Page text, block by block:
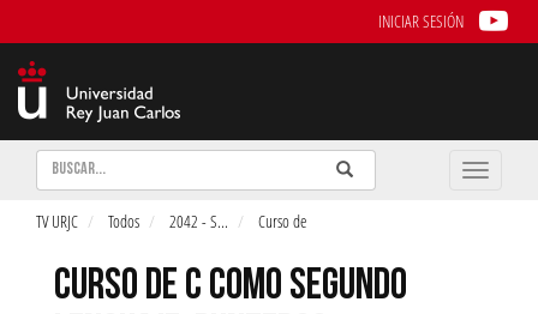
INICIAR SESIÓN
Buscar Enviar
Buscar
Toggle
TV URJC Todos 2042 - S... Curso de
CURSO DE C COMO SEGUNDO